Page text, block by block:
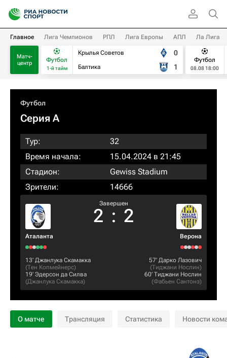
Главное Лига Чемпионов РПЛ Лига Европы АПЛ Ла Лига
Матч-
центр
Футбол
1-й тайм
Крылья Советов
Балтика
0
1
Футбол
08.08 18:00
Футбол
Серия А
Тур:
32
Время начала:
15.04.2024 в 21:45
Стадион:
Gewiss Stadium
Зрители:
14666
Аталанта
Завершен
2 : 2
Верона
13‎’‎ Джанлука Скамакка
(Тен Копмейнерс)
19‎’‎ Эдерсон да Силва
(Джанлука Скамакка)
57‎’‎ Дарко Лазович
(Тиджани Нослин)
60‎’‎ Тиджани Нослин
(Фабьен Сантонз)
О матче Трансляция Статистика Новости